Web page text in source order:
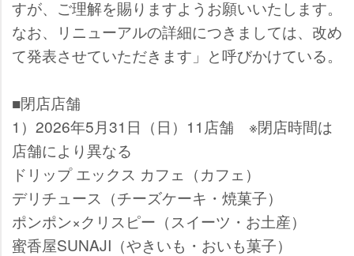
すが、ご理解を賜りますようお願いいたします。
なお、リニューアルの詳細につきましては、改め
て発表させていただきます」と呼びかけている。
■閉店店舗
1）2026年5月31日（日）11店舗 ※閉店時間は
店舗により異なる
ドリップ エックス カフェ（カフェ）
デリチュース（チーズケーキ・焼菓子）
ポンポン×クリスピー（スイーツ・お土産）
蜜香屋SUNAJI（やきいも・おいも菓子）